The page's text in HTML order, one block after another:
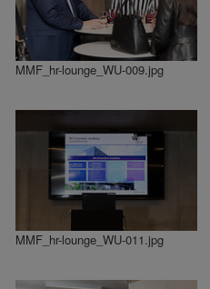
MMF_hr-lounge_WU-009.jpg
MMF_hr-lounge_WU-011.jpg